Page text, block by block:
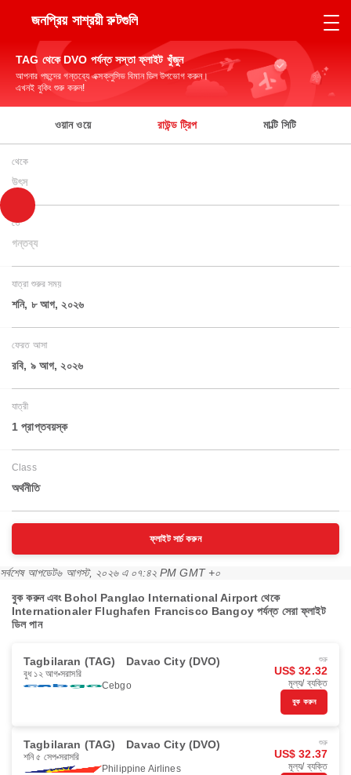
জনপ্রিয় সাশ্রয়ী রুটগুলি
TAG থেকে DVO পর্যন্ত সস্তা ফ্লাইট খুঁজুন
আপনার পছন্দের গন্তব্যে এক্সক্লুসিভ বিমান ডিল উপভোগ করুন।
এখনই বুকিং শুরু করুন!
ওয়ান ওয়ে রাউন্ড ট্রিপ মাল্টি সিটি
থেকে
উৎস
তে
গন্তব্য
যাত্রা শুরুর সময়
শনি, ৮ আগ, ২০২৬
ফেরত আসা
রবি, ৯ আগ, ২০২৬
যাত্রী
1 প্রাপ্তবয়স্ক
Class
অর্থনীতি
ফ্লাইট সার্চ করুন
সর্বশেষ আপডেট৬ আগস্ট, ২০২৬ এ ০৭:৪২ PM GMT +০
বুক করুন এবং Bohol Panglao International Airport থেকে
Internationaler Flughafen Francisco Bangoy পর্যন্ত সেরা ফ্লাইট
ডিল পান
Tagbilaran (TAG) Davao City (DVO)
বুধ ১২ আগ সরাসরি
Cebgo
শুরু
US$ 32.32
মূল্য/ ব্যক্তি
বুক করুন
Tagbilaran (TAG) Davao City (DVO)
শনি ৫ সেপ সরাসরি
Philippine Airlines
শুরু
US$ 32.37
মূল্য/ ব্যক্তি